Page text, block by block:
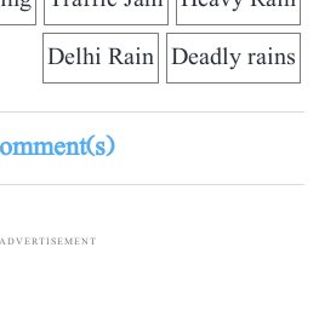
Deadly rains
Delhi Rain
ADVERTISEMENT